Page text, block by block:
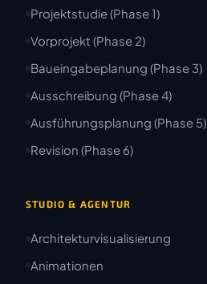
Projektstudie (Phase 1)
Vorprojekt (Phase 2)
Baueingabeplanung (Phase 3)
Ausschreibung (Phase 4)
Ausführungsplanung (Phase 5)
Revision (Phase 6)
STUDIO & AGENTUR
Architekturvisualisierung
Animationen